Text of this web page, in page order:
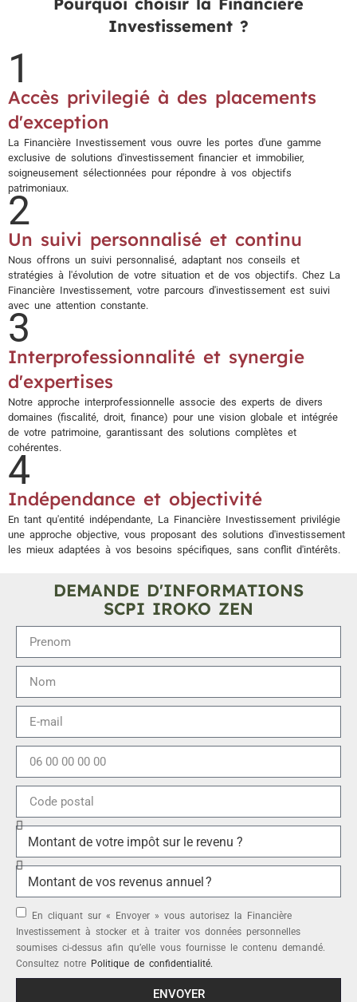
Investissement ?
1
Accès privilegié à des placements
d'exception
La Financière Investissement vous ouvre les portes d'une gamme
exclusive de solutions d'investissement financier et immobilier,
soigneusement sélectionnées pour répondre à vos objectifs
patrimoniaux.
2
Un suivi personnalisé et continu
Nous offrons un suivi personnalisé, adaptant nos conseils et
stratégies à l'évolution de votre situation et de vos objectifs. Chez La
Financière Investissement, votre parcours d'investissement est suivi
avec une attention constante.
3
Interprofessionnalité et synergie
d'expertises
Notre approche interprofessionnelle associe des experts de divers
domaines (fiscalité, droit, finance) pour une vision globale et intégrée
de votre patrimoine, garantissant des solutions complètes et
cohérentes.
4
Indépendance et objectivité
En tant qu'entité indépendante, La Financière Investissement privilégie
une approche objective, vous proposant des solutions d'investissement
les mieux adaptées à vos besoins spécifiques, sans conflit d'intérêts.
DEMANDE D'INFORMATIONS
SCPI IROKO ZEN
En cliquant sur « Envoyer » vous autorisez la Financière
Investissement à stocker et à traiter vos données personnelles
soumises ci-dessus afin qu’elle vous fournisse le contenu demandé.
Consultez notre Politique de confidentialité.
ENVOYER